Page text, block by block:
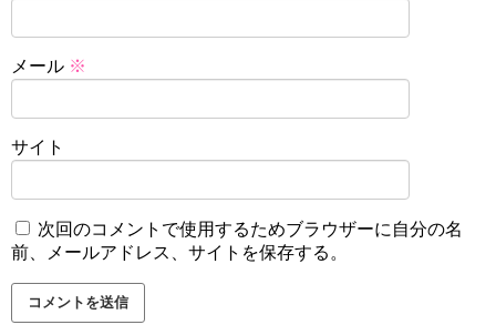
メール ※
サイト
次回のコメントで使用するためブラウザーに自分の名
前、メールアドレス、サイトを保存する。